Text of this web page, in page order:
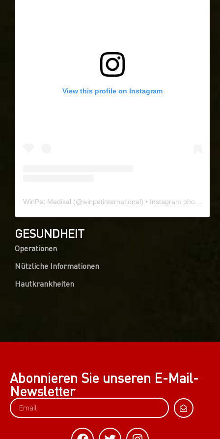
View this profile on Instagram
WinPet Medikal (@winpetinternational) • Instagram photos and videos
GESUNDHEIT
Operationen
Nützliche Informationen
Hautkrankheiten
Abonnieren Sie unseren E-Mail-
Newsletter